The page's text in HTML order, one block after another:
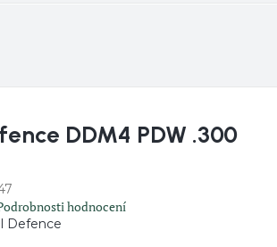
DDM4 PDW .300
hodnocení
Defence